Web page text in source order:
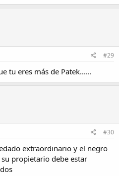
#29
tu eres más de Patek......
#30
extraordinario y el negro
propietario debe estar